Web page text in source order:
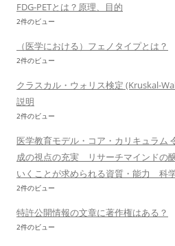
FDG-PETとは？原理、目的
2件のビュー
（医学における）フェノタイプとは？
2件のビュー
クラスカル・ウォリス検定 (Kruskal-
説明
2件のビュー
医学教育モデル・コア・カリキュラ
成の視点の充実 リサーチマインド
いくことが求められる資質・能力 科
2件のビュー
特許公開情報の文章に著作権はある？
2件のビュー